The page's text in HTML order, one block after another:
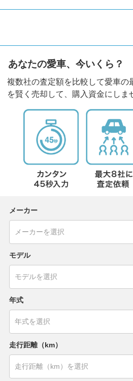
あなたの愛車、今いくら？
複数社の査定額を比較して愛車の
を賢く売却して、購入資金にしま
メーカー
モデル
年式
走行距離（km）